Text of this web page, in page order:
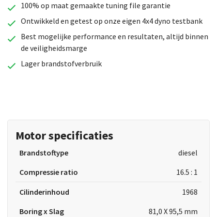
100% op maat gemaakte tuning file garantie
Ontwikkeld en getest op onze eigen 4x4 dyno testbank
Best mogelijke performance en resultaten, altijd binnen
de veiligheidsmarge
Lager brandstofverbruik
Motor specificaties
Brandstoftype
diesel
Compressie ratio
16.5 : 1
Cilinderinhoud
1968
Boring x Slag
81,0 X 95,5 mm